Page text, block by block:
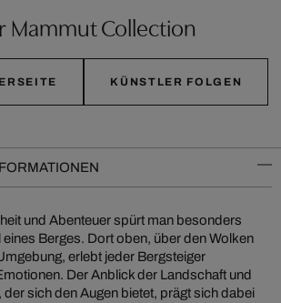
Mammut Collection
KÜNSTLER FOLGEN
und Abenteuer spürt man besonders
Berges. Dort oben, über den Wolken
erlebt jeder Bergsteiger
Der Anblick der Landschaft und
der sich den Augen bietet, prägt sich dabei